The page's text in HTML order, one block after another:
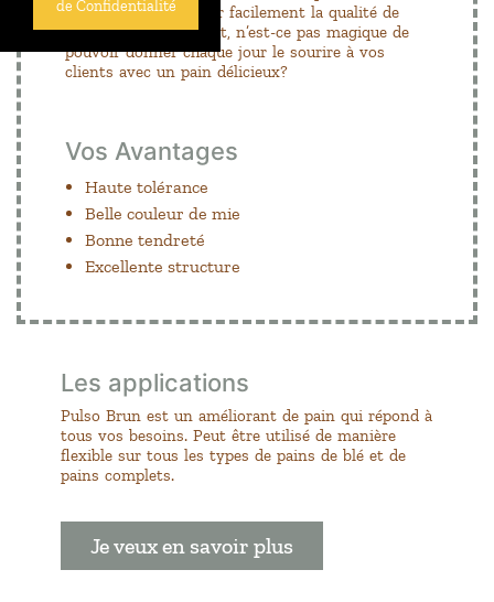
permettre d’améliorer facilement la qualité de
votre pain. Après tout, n’est-ce pas magique de
pouvoir donner chaque jour le sourire à vos
clients avec un pain délicieux?
Vos Avantages
Haute tolérance
Belle couleur de mie
Bonne tendreté
Excellente structure
Les applications
Pulso Brun est un améliorant de pain qui répond à
tous vos besoins. Peut être utilisé de manière
flexible sur tous les types de pains de blé et de
pains complets.
Je veux en savoir plus
de Confidentialité